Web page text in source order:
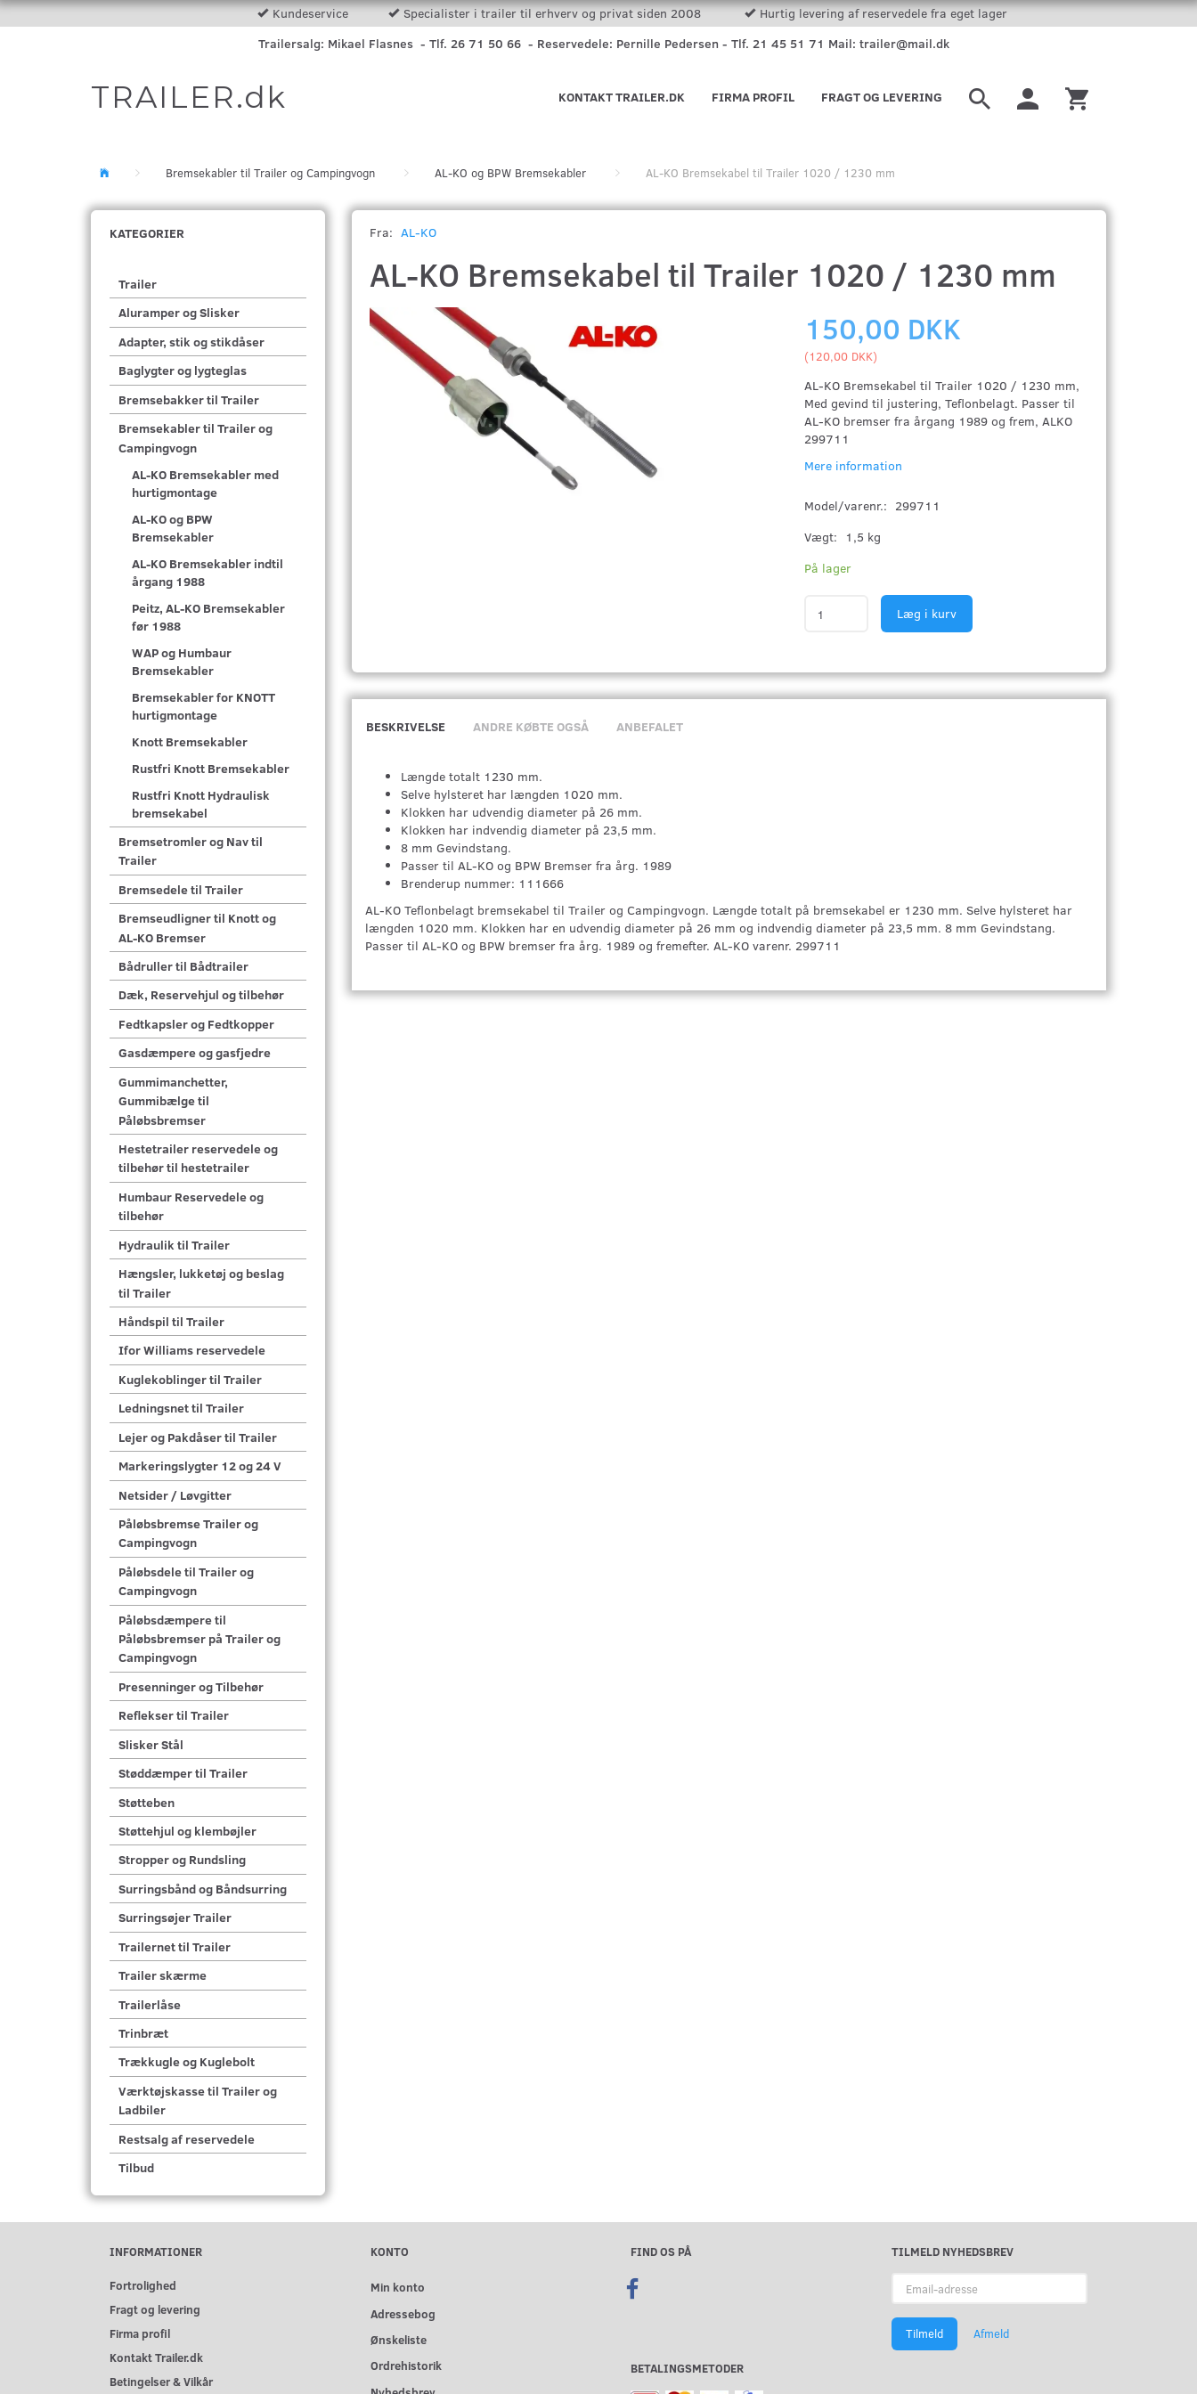
Kundeservice Specialister i trailer til erhverv og privat siden 2008
Hurtig levering af reservedele fra eget lager
Trailersalg: Mikael Flasnes - Tlf. 26 71 50 66 - Reservedele: Pernille Pedersen - Tlf. 21 45 51 71 Mail: trailer@mail.dk
TRAILER.dk FRAGT OG LEVERING
FIRMA PROFIL
KONTAKT TRAILER.DK
Bremsekabler til Trailer og Campingvogn AL-KO og BPW Bremsekabler AL-KO Bremsekabel til Trailer 1020 / 1230 mm
KATEGORIER
Trailer
Aluramper og Slisker
Adapter, stik og stikdåser
Baglygter og lygteglas
Bremsebakker til Trailer
Bremsekabler til Trailer og
Campingvogn
AL-KO Bremsekabler med
hurtigmontage
AL-KO og BPW
Bremsekabler
AL-KO Bremsekabler indtil
årgang 1988
Peitz, AL-KO Bremsekabler
før 1988
WAP og Humbaur
Bremsekabler
Bremsekabler for KNOTT
hurtigmontage
Knott Bremsekabler
Rustfri Knott Bremsekabler
Rustfri Knott Hydraulisk
bremsekabel
Bremsetromler og Nav til
Trailer
Bremsedele til Trailer
Bremseudligner til Knott og
AL-KO Bremser
Bådruller til Bådtrailer
Dæk, Reservehjul og tilbehør
Fedtkapsler og Fedtkopper
Gasdæmpere og gasfjedre
Gummimanchetter,
Gummibælge til
Påløbsbremser
Hestetrailer reservedele og
tilbehør til hestetrailer
Humbaur Reservedele og
tilbehør
Hydraulik til Trailer
Hængsler, lukketøj og beslag
til Trailer
Håndspil til Trailer
Ifor Williams reservedele
Kuglekoblinger til Trailer
Ledningsnet til Trailer
Lejer og Pakdåser til Trailer
Markeringslygter 12 og 24 V
Netsider / Løvgitter
Påløbsbremse Trailer og
Campingvogn
Påløbsdele til Trailer og
Campingvogn
Påløbsdæmpere til
Påløbsbremser på Trailer og
Campingvogn
Presenninger og Tilbehør
Reflekser til Trailer
Slisker Stål
Støddæmper til Trailer
Støtteben
Støttehjul og klembøjler
Stropper og Rundsling
Surringsbånd og Båndsurring
Surringsøjer Trailer
Trailernet til Trailer
Trailer skærme
Trailerlåse
Trinbræt
Trækkugle og Kuglebolt
Værktøjskasse til Trailer og
Ladbiler
Restsalg af reservedele
Tilbud
Fra: AL-KO
AL-KO Bremsekabel til Trailer 1020 / 1230 mm
150,00 DKK
(120,00 DKK)
AL-KO Bremsekabel til Trailer 1020 / 1230 mm,
Med gevind til justering, Teflonbelagt. Passer til
AL-KO bremser fra årgang 1989 og frem, ALKO
299711
Mere information
Model/varenr.: 299711
Vægt:
1,5 kg
På lager
Læg i kurv
BESKRIVELSE ANDRE KØBTE OGSÅ ANBEFALET
Længde totalt 1230 mm.
Selve hylsteret har længden 1020 mm.
Klokken har udvendig diameter på 26 mm.
Klokken har indvendig diameter på 23,5 mm.
8 mm Gevindstang.
Passer til AL-KO og BPW Bremser fra årg. 1989
Brenderup nummer: 111666
AL-KO Teflonbelagt bremsekabel til Trailer og Campingvogn. Længde totalt på bremsekabel er 1230 mm. Selve hylsteret har
længden 1020 mm. Klokken har en udvendig diameter på 26 mm og indvendig diameter på 23,5 mm. 8 mm Gevindstang.
Passer til AL-KO og BPW bremser fra årg. 1989 og fremefter. AL-KO varenr. 299711
INFORMATIONER
Fortrolighed
Fragt og levering
Firma profil
Kontakt Trailer.dk
Betingelser & Vilkår
KONTO
Min konto
Adressebog
Ønskeliste
Ordrehistorik
FIND OS PÅ
BETALINGSMETODER
TILMELD NYHEDSBREV
adresse
Tilmeld Afmeld